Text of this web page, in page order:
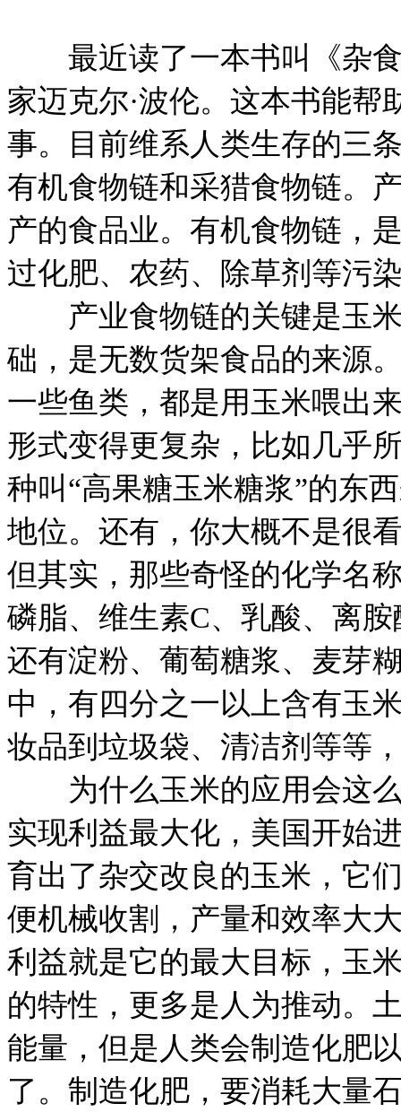
最近读了一本书叫《杂食
家迈克尔·波伦。这本书能
事。目前维系人类生存的三
有机食物链和采猎食物链。
产的食品业。有机食物链，
过化肥、农药、除草剂等污
产业食物链的关键是玉米
础，是无数货架食品的来源
一些鱼类，都是用玉米喂出
形式变得更复杂，比如几乎
种叫“高果糖玉米糖浆”的东
地位。还有，你大概不是很
但其实，那些奇怪的化学名
磷脂、维生素C、乳酸、离
还有淀粉、葡萄糖浆、麦芽
中，有四分之一以上含有玉
妆品到垃圾袋、清洁剂等等
为什么玉米的应用会这么
实现利益最大化，美国开始
育出了杂交改良的玉米，它
便机械收割，产量和效率大
利益就是它的最大目标，玉
的特性，更多是人为推动。
能量，但是人类会制造化肥
了。制造化肥，要消耗大量